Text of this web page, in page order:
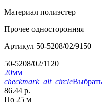
Материал полиэстер
Прочее односторонняя
Артикул 50-5208/02/9150
50-5208/02/1120
20мм
checkmark_alt_circleВыбрать
86.44 р.
По 25 м